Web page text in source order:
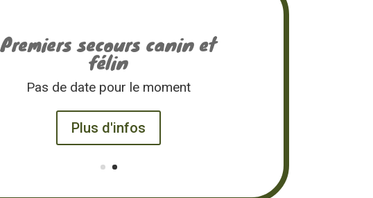
Premiers secours canin et
félin
Pas de date pour le moment
Plus d'infos